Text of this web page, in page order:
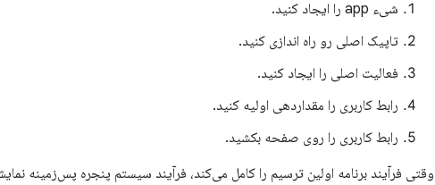
شیء app را ایجاد کنید.
تاپیک اصلی رو راه اندازی کنید.
فعالیت اصلی را ایجاد کنید.
رابط کاربری را مقداردهی اولیه کنید.
رابط کاربری را روی صفحه بکشید.
وقتی فرآیند برنامه اولین ترسیم را کامل می‌کند، فرآیند سیستم پنجره پس‌زمینه